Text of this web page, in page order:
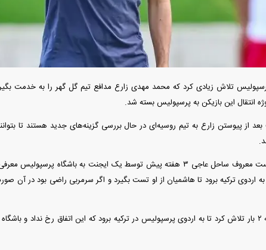
تلاش زیادی کرد که محمد مهدی زارع مدافع تیم گل گهر را به خدمت
انتقال این بازیکن به پرسپولیس بسته شد.
از پیوستن زارع به تیم روسیه‌ای در حال بررسی گزینه‌های جدید هستند تا
سرژ اوریه مدافع راست معروف ساحل عاجی ۳ هفته پیش توسط یک ایجنت به
به اردوی ترکیه برود تا هاشمیان از او تست بگیرد و اگر سرمربی راضی بود در آن
شنیده می‌شود اوریه ۲ بار تلاش کرد تا به اردوی پرسپولیس در ترکیه برود که این اتفاق رخ
آغاز فروش فوری تویوتا RAV۴ مدل ۲۰۲۵ +
واردات خودرو گران‌تر شد/ جهش گواهی
اسقاط و محدودیت جدید در مناطق آزاد
۵ + جزئیات